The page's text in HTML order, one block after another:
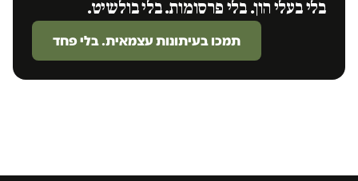
בלי בעלי הון. בלי פרסומות. בלי בולשיט.
תמכו בעיתונות עצמאית. בלי פחד